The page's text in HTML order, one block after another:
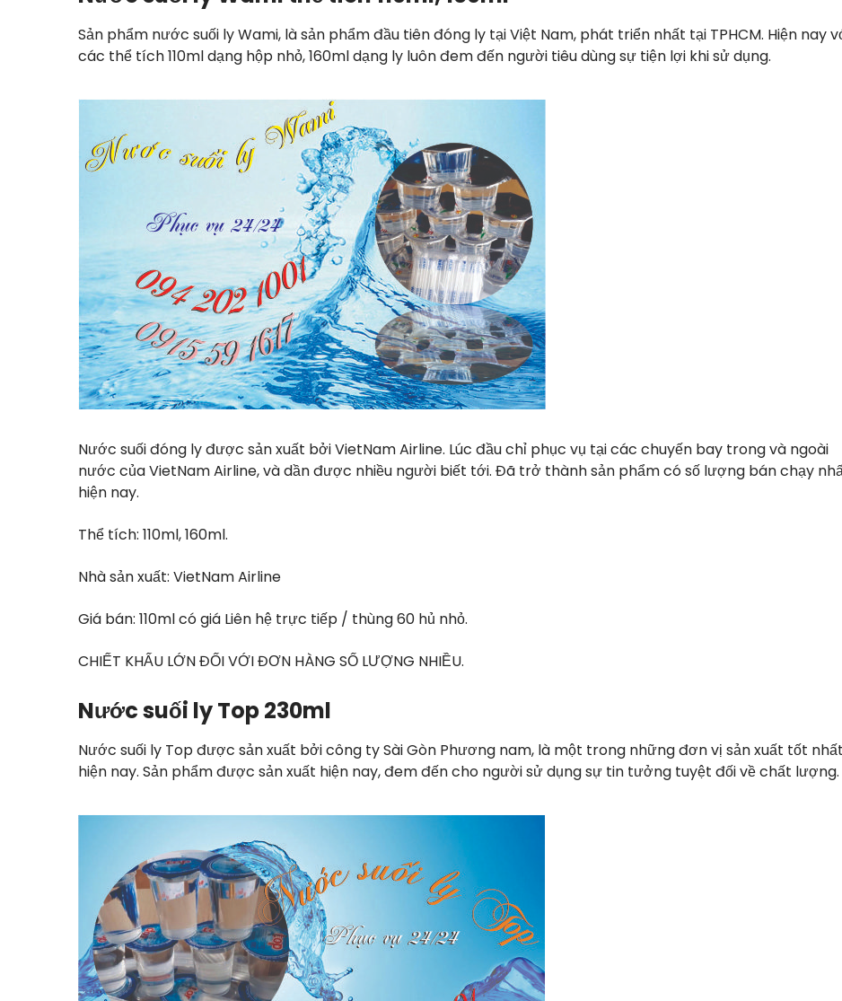
Sản phẩm nước suối ly Wami, là sản phẩm đầu tiên đóng ly tại Việt Nam, phát triển nhất tại TPHCM. Hiện nay
các thể tích 110ml dạng hộp nhỏ, 160ml dạng ly luôn đem đến người tiêu dùng sự tiện lợi khi sử dụng.
Nước suối đóng ly được sản xuất bởi VietNam Airline. Lúc đầu chỉ phục vụ tại các chuyến bay trong và ngoài
nước của VietNam Airline, và dần được nhiều người biết tới. Đã trở thành sản phẩm có số lượng bán chạy
hiện nay.
Thể tích: 110ml, 160ml.
Nhà sản xuất: VietNam Airline
Giá bán: 110ml có giá Liên hệ trực tiếp / thùng 60 hủ nhỏ.
CHIẾT KHẤU LỚN ĐỐI VỚI ĐƠN HÀNG SỐ LƯỢNG NHIỀU.
Nước suối ly Top 230ml
Nước suối ly Top được sản xuất bởi công ty Sài Gòn Phương nam, là một trong những đơn vị sản xuất tốt nhất
hiện nay. Sản phẩm được sản xuất hiện nay, đem đến cho người sử dụng sự tin tưởng tuyệt đối về chất lượng.